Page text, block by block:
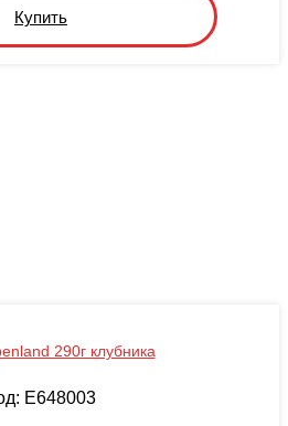
Купить
290г клубника
E648003